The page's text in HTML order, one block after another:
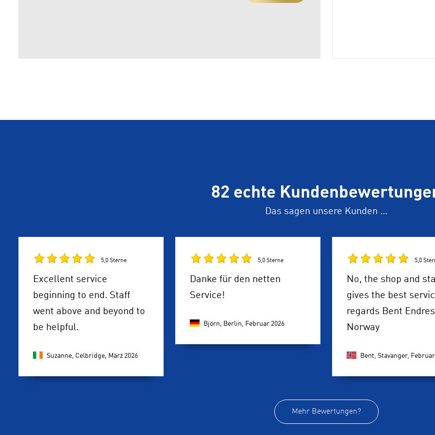
82 echte
Das sagen unsere Kunden ...
5,0 Sterne
Excellent service
beginning to end. Staff
went above and beyond to
be helpful.
Suzanne, Celbridge, März 2026
5,0 Sterne
Danke für den netten
Service!
Björn, Berlin, Februar 2026
5,0
No, the shop and
gives the best
regards Bent
Norway
Bent, Stavanger,
Mehr Bewertungen?